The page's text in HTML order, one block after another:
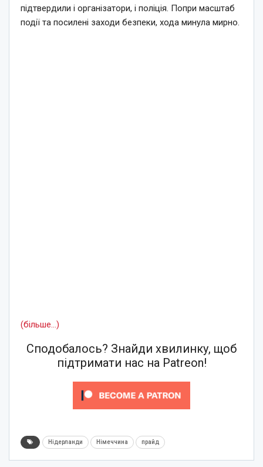
підтвердили і організатори, і поліція. Попри масштаб
події та посилені заходи безпеки, хода минула мирно.
(більше…)
Сподобалось? Знайди хвилинку, щоб
підтримати нас на Patreon!
Нідерланди Німеччина прайд